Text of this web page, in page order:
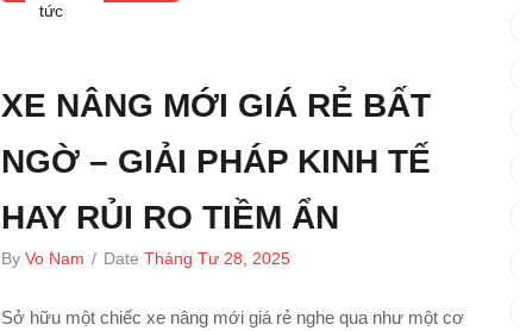
tức
XE NÂNG MỚI GIÁ RẺ BẤT
NGỜ – GIẢI PHÁP KINH TẾ
HAY RỦI RO TIỀM ẨN
By Vo Nam / Date Tháng Tư 28, 2025
Sở hữu một chiếc xe nâng mới giá rẻ nghe qua như một cơ